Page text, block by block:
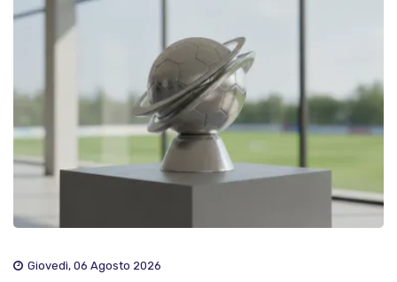
Giovedì, 06 Agosto 2026